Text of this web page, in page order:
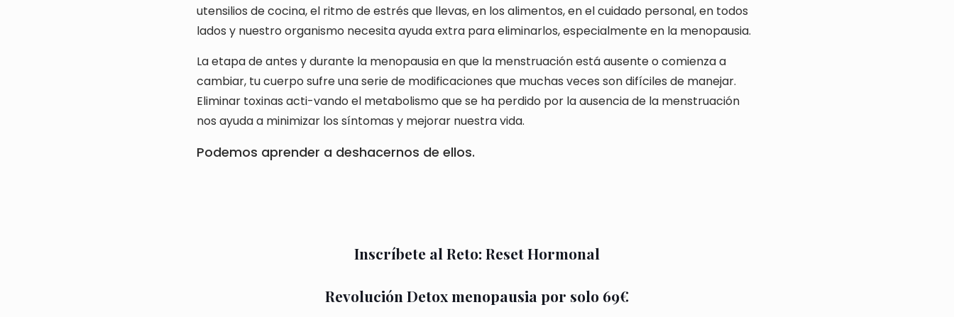
utensilios de cocina, el ritmo de estrés que llevas, en los alimentos, en el cuidado personal, en todos
lados y nuestro organismo necesita ayuda extra para eliminarlos, especialmente en la menopausia.
La etapa de antes y durante la menopausia en que la menstruación está ausente o comienza a
cambiar, tu cuerpo sufre una serie de modificaciones que muchas veces son difíciles de manejar.
Eliminar toxinas acti-vando el metabolismo que se ha perdido por la ausencia de la menstruación
nos ayuda a minimizar los síntomas y mejorar nuestra vida.
Podemos aprender a deshacernos de ellos.
Inscríbete al Reto: Reset Hormonal
Revolución Detox menopausia por solo 69€